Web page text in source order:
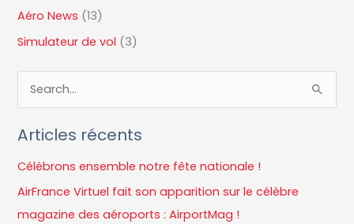
Aéro News (13)
Simulateur de vol (3)
c
h
Articles récents
Célébrons ensemble notre fête nationale !
AirFrance Virtuel fait son apparition sur le célèbre
magazine des aéroports : AirportMag !